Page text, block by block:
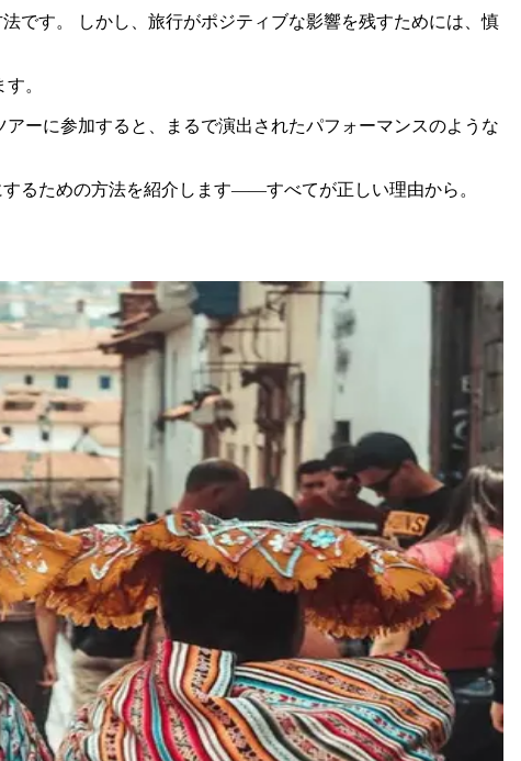
です。 しかし、旅行がポジティブな影響を残すためには、慎
。
ーに参加すると、まるで演出されたパフォーマンスのような
るための方法を紹介します——すべてが正しい理由から。